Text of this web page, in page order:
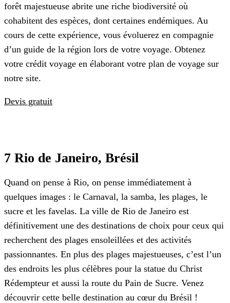
forêt majestueuse abrite une riche biodiversité où
cohabitent des espèces, dont certaines endémiques. Au
cours de cette expérience, vous évoluerez en compagnie
d’un guide de la région lors de votre voyage. Obtenez
votre crédit voyage en élaborant votre plan de voyage sur
notre site.
Devis gratuit
7 Rio de Janeiro, Brésil
Quand on pense à Rio, on pense immédiatement à
quelques images : le Carnaval, la samba, les plages, le
sucre et les favelas. La ville de Rio de Janeiro est
définitivement une des destinations de choix pour ceux qui
recherchent des plages ensoleillées et des activités
passionnantes. En plus des plages majestueuses, c’est l’un
des endroits les plus célèbres pour la statue du Christ
Rédempteur et aussi la route du Pain de Sucre. Venez
découvrir cette belle destination au cœur du Brésil !